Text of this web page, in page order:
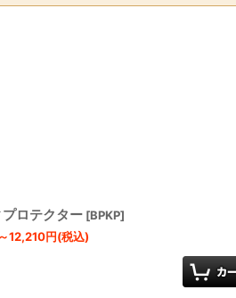
ロテクター [BPKP]
～12,210円(税込)